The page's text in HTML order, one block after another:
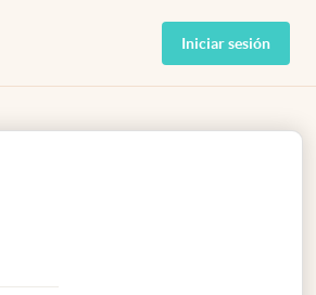
Iniciar sesión